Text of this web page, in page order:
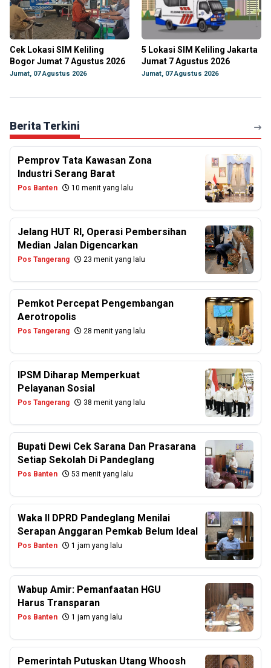
Cek Lokasi SIM Keliling
Bogor Jumat 7 Agustus 2026
Jumat, 07 Agustus 2026
5 Lokasi SIM Keliling Jakarta
Jumat 7 Agustus 2026
Jumat, 07 Agustus 2026
Berita Terkini
Pemprov Tata Kawasan Zona
Industri Serang Barat
Pos Banten 10 menit yang lalu
Jelang HUT RI, Operasi Pembersihan
Median Jalan Digencarkan
Pos Tangerang 23 menit yang lalu
Pemkot Percepat Pengembangan
Aerotropolis
Pos Tangerang 28 menit yang lalu
IPSM Diharap Memperkuat
Pelayanan Sosial
Pos Tangerang 38 menit yang lalu
Bupati Dewi Cek Sarana Dan Prasarana
Setiap Sekolah Di Pandeglang
Pos Banten 53 menit yang lalu
Waka II DPRD Pandeglang Menilai
Serapan Anggaran Pemkab Belum Ideal
Pos Banten 1 jam yang lalu
Wabup Amir: Pemanfaatan HGU
Harus Transparan
Pos Banten 1 jam yang lalu
Pemerintah Putuskan Utang Whoosh